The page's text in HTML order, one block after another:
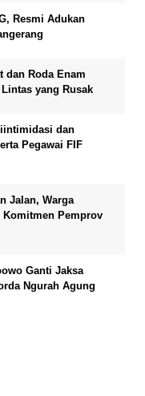
Resmi Adukan
dan Roda Enam
yang Rusak
dan
Pegawai FIF
Jalan, Warga
Komitmen Pemprov
Ganti Jaksa
Ngurah Agung